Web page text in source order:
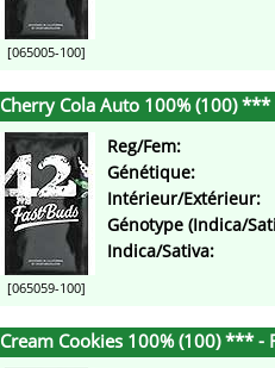
[065005-100]
Cherry Cola Auto 100% (100) ***
[065059-100]
Reg/Fem:
Génétique:
Intérieur/Extérieur:
Génotype (Indica/
Indica/Sativa:
Cream Cookies 100% (100) *** -